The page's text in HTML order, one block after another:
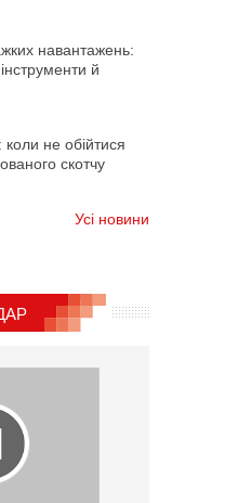
навантажень:
й
не обійтися
скотчу
Усі новини